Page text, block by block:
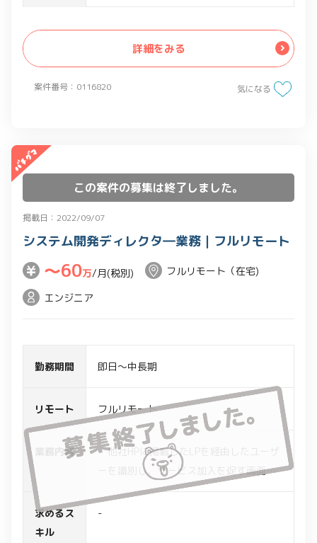
案件番号：0116820
詳細をみる
気になる
この案件の募集は終了しました。
掲載日：2022/09/07
システム開発ディレクタ―業務｜フルリモート
〜60万/月(税別)
フルリモート（在宅)
エンジニア
勤務期間 即日～中長期
リモート フルリモート
業務内容
・他社HPに掲載したLPを経由したユーザ
ーを識別し、サービス加入を促す画面表
示を行うシステムの開発ディレクター業
求めるス
キル
-